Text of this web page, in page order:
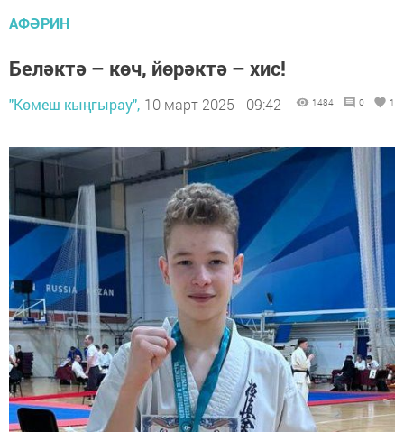
АФӘРИН
Беләктә – көч, йөрәктә – хис!
"Көмеш кыңгырау", 10 март 2025 - 09:42 1484 0 1